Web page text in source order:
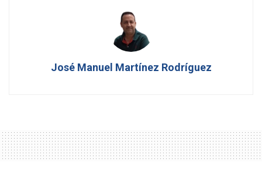
José Manuel Martínez Rodríguez